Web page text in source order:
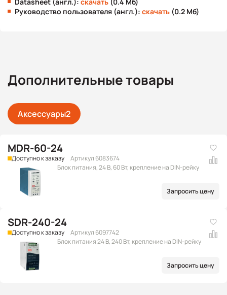
Руководство пользователя (англ.): скачать (0.2 Мб)
Дополнительные товары
Аксессуары2
MDR-60-24
Доступно к заказу
Артикул 6083674
Блок питания, 24 В, 60 Вт, крепление на DIN-рейку
Запросить цену
SDR-240-24
Доступно к заказу
Артикул 6097742
Блок питания 24 В, 240 Вт, крепление на DIN-рейку
Запросить цену